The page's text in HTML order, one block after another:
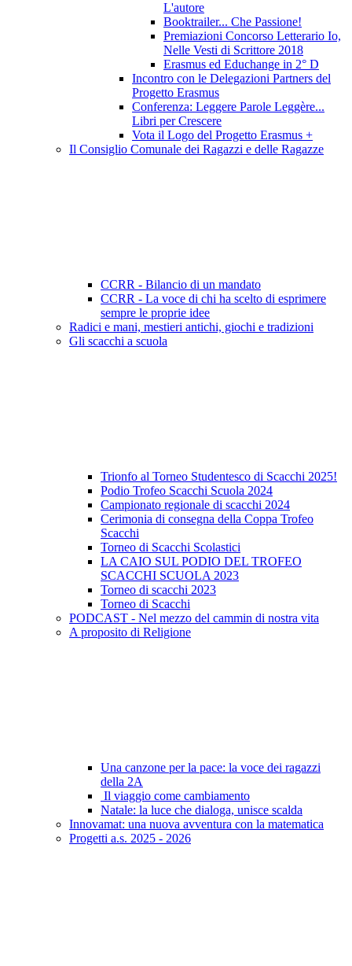
L'autore
Booktrailer... Che Passione!
Premiazioni Concorso Letterario Io,
Nelle Vesti di Scrittore 2018
Erasmus ed Educhange in 2° D
Incontro con le Delegazioni Partners del
Progetto Erasmus
Conferenza: Leggere Parole Leggère...
Libri per Crescere
Vota il Logo del Progetto Erasmus +
Il Consiglio Comunale dei Ragazzi e delle Ragazze
CCRR - Bilancio di un mandato
CCRR - La voce di chi ha scelto di esprimere
sempre le proprie idee
Radici e mani, mestieri antichi, giochi e tradizioni
Gli scacchi a scuola
Trionfo al Torneo Studentesco di Scacchi 2025!
Podio Trofeo Scacchi Scuola 2024
Campionato regionale di scacchi 2024
Cerimonia di consegna della Coppa Trofeo
Scacchi
Torneo di Scacchi Scolastici
LA CAIO SUL PODIO DEL TROFEO
SCACCHI SCUOLA 2023
Torneo di scacchi 2023
Torneo di Scacchi
PODCAST - Nel mezzo del cammin di nostra vita
A proposito di Religione
Una canzone per la pace: la voce dei ragazzi
della 2A
Il viaggio come cambiamento
Natale: la luce che dialoga, unisce scalda
Innovamat: una nuova avventura con la matematica
Progetti a.s. 2025 - 2026